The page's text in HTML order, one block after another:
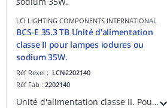
LCI LIGHTING COMPONENTS INTERNATIONAL
BCS-E 35.3 TB Unité d'alimentation
classe II pour lampes iodures ou
sodium 35W.
Réf Rexel : LCN2202140
Réf Fab : 2202140
Unité d'alimentation classe II. Pour lampes iodures ou sodium 35W. Comprenant ballast + amorceur + condensateur.